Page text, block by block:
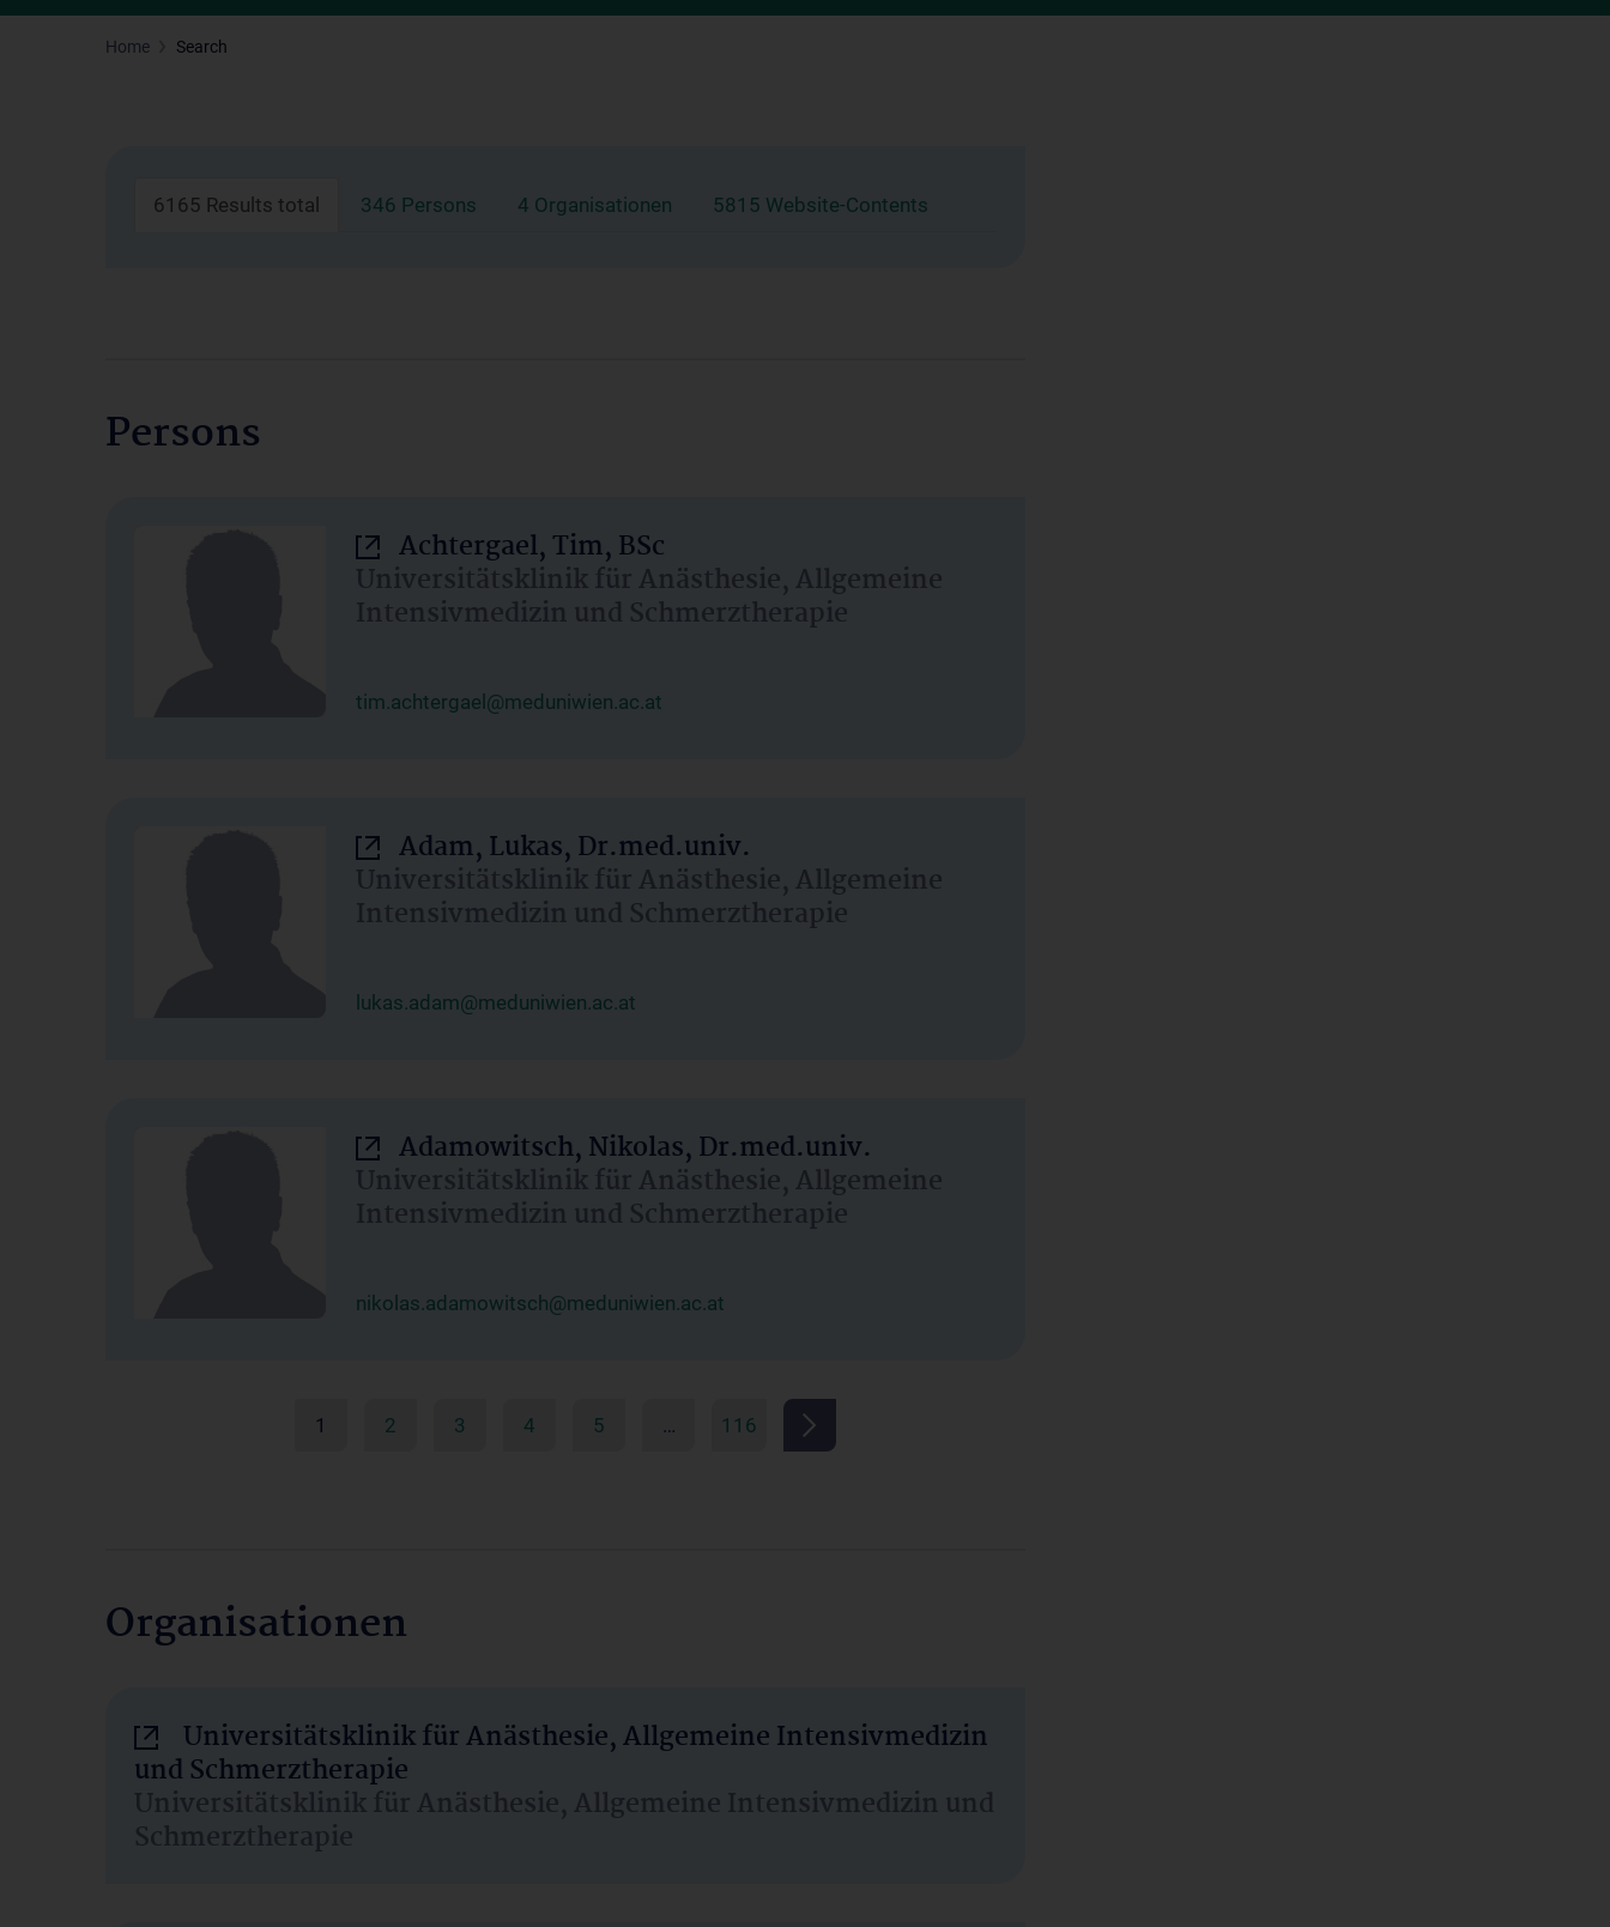
Home Search
6165 Results total 346 Persons 4 Organisationen 5815 Website-Contents
Persons
Achtergael, Tim, BSc
Universitätsklinik für Anästhesie, Allgemeine
Intensivmedizin und Schmerztherapie
tim.achtergael@meduniwien.ac.at
Adam, Lukas, Dr.med.univ.
Universitätsklinik für Anästhesie, Allgemeine
Intensivmedizin und Schmerztherapie
lukas.adam@meduniwien.ac.at
Adamowitsch, Nikolas, Dr.med.univ.
Universitätsklinik für Anästhesie, Allgemeine
Intensivmedizin und Schmerztherapie
nikolas.adamowitsch@meduniwien.ac.at
1 2 3 4 5 … 116
Organisationen
Universitätsklinik für Anästhesie, Allgemeine Intensivmedizin
und Schmerztherapie
Universitätsklinik für Anästhesie, Allgemeine Intensivmedizin und
Schmerztherapie